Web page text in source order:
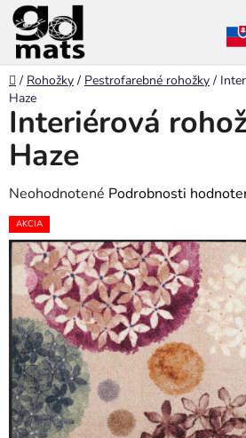
Prejsť
na
obsah
Domov
/ Rohožky / Pestrofarebné rohožky /
Haze
Interiérová
Haze
Priemerné
hodnotenie
produktu
je
0,0
z
5
hviezdičiek.
Neohodnotené Podrobnosti
AKCIA